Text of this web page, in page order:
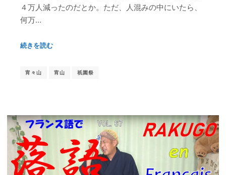
４万人減ったのだとか。ただ、人混みの中にいたら、
何万…
続きを読む
宵々山 宵山 祇園祭